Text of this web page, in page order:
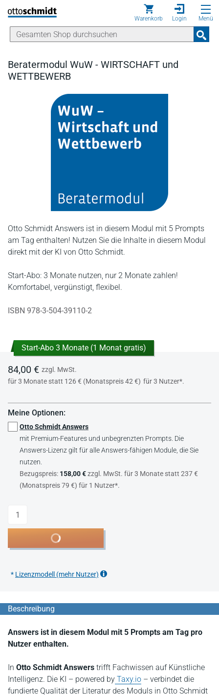
Direkt zum Inhalt
Warenkorb Login Menü
Beratermodul WuW - WIRTSCHAFT und
WETTBEWERB
Otto Schmidt Answers ist in diesem Modul mit 5 Prompts
am Tag enthalten! Nutzen Sie die Inhalte in diesem Modul
direkt mit der KI von Otto Schmidt.
Start-Abo: 3 Monate nutzen, nur 2 Monate zahlen!
Komfortabel, vergünstigt, flexibel.
ISBN 978-3-504-39110-2
Start-Abo 3 Monate (1 Monat gratis)
84,00 € zzgl. MwSt.
für 3 Monate statt 126 € (Monatspreis 42 €) für 3 Nutzer*.
Meine Optionen:
Otto Schmidt Answers
mit Premium-Features und unbegrenzten Prompts. Die
Answers-Lizenz gilt für alle Answers-fähigen Module, die Sie
nutzen.
Bezugspreis: 158,00 €zzgl. MwSt. für 3 Monate statt 237 €
(Monatspreis 79 €) für 1 Nutzer*.
Anzahl
In den Warenkorb
* Lizenzmodell (mehr Nutzer)
Beschreibung
Answers ist in diesem Modul mit 5 Prompts am Tag pro
Nutzer enthalten.
In Otto Schmidt Answers trifft Fachwissen auf Künstliche
Intelligenz. Die KI – powered by Taxy.io – verbindet die
fundierte Qualität der Literatur des Moduls in Otto Schmidt